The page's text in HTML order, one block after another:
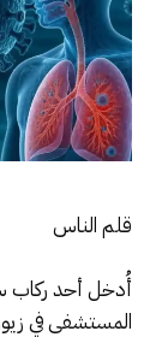
قلم الناس
أُدخل أحد ركاب
المستشفى في